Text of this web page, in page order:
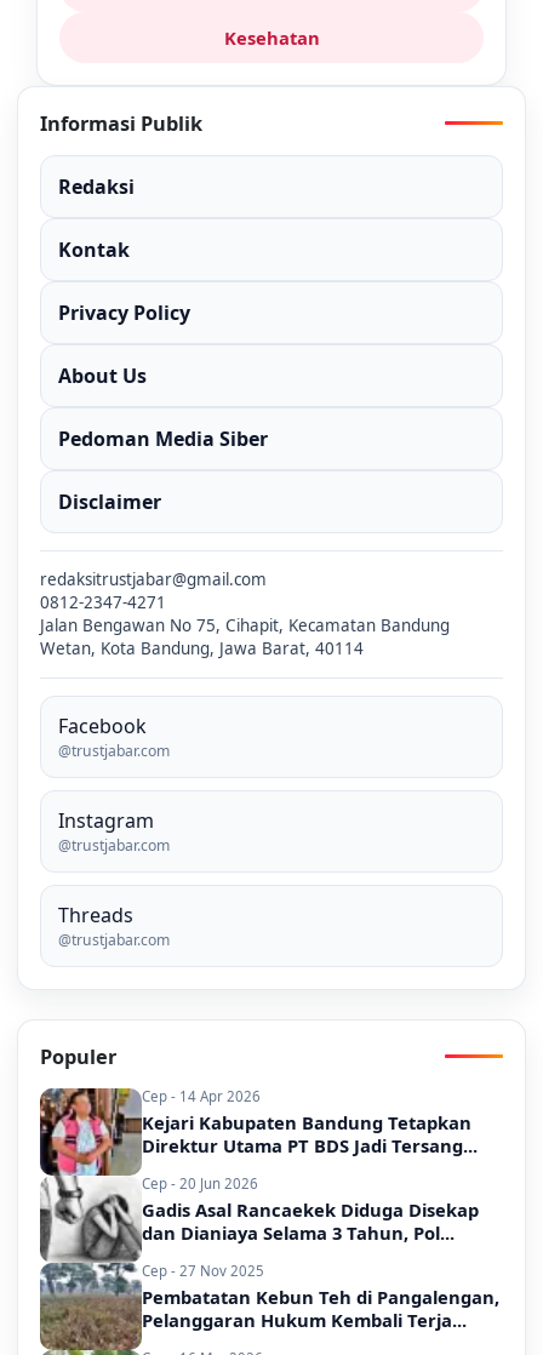
Kesehatan
Informasi Publik
Redaksi
Kontak
Privacy Policy
About Us
Pedoman Media Siber
Disclaimer
redaksitrustjabar@gmail.com
0812-2347-4271
Jalan Bengawan No 75, Cihapit, Kecamatan Bandung
Wetan, Kota Bandung, Jawa Barat, 40114
Facebook
@trustjabar.com
Instagram
@trustjabar.com
Threads
@trustjabar.com
Populer
Cep - 14 Apr 2026
Kejari Kabupaten Bandung Tetapkan
Direktur Utama PT BDS Jadi Tersang...
Cep - 20 Jun 2026
Gadis Asal Rancaekek Diduga Disekap
dan Dianiaya Selama 3 Tahun, Pol...
Cep - 27 Nov 2025
Pembatatan Kebun Teh di Pangalengan,
Pelanggaran Hukum Kembali Terja...